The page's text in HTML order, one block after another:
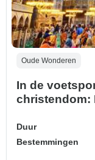
Oude Wonderen
In de
christendom:
Duur
Bestemmingen